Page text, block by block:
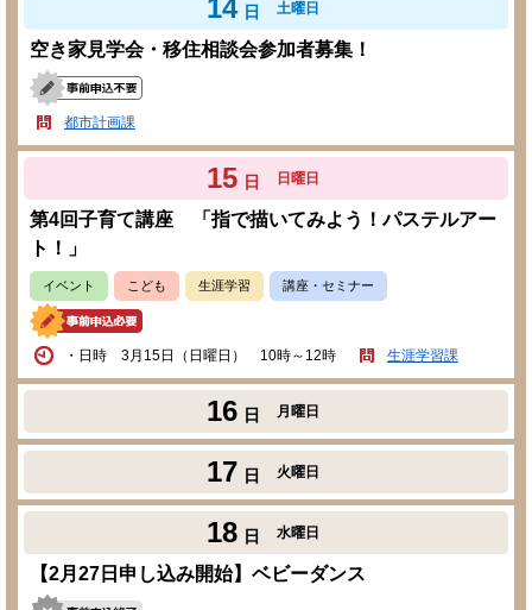
14 日 土曜日
空き家見学会・移住相談会参加者募集！
都市計画課
15 日 日曜日
第4回子育て講座 「指で描いてみよう！パステルアー
ト！」
イベント こども 生涯学習 講座・セミナー
・日時 3月15日（日曜日） 10時～12時 生涯学習課
16 日 月曜日
17 日 火曜日
18 日 水曜日
【2月27日申し込み開始】ベビーダンス